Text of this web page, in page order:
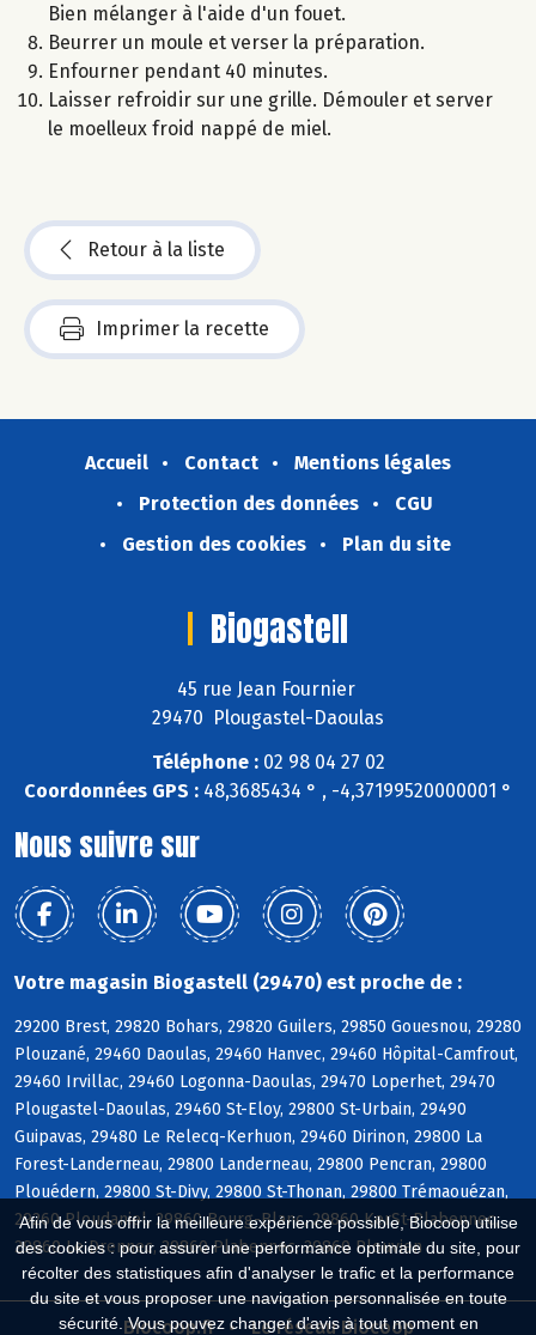
Afin de vous offrir la meilleure expérience possible, Biocoop utilise
des cookies : pour assurer une performance optimale du site, pour
récolter des statistiques afin d'analyser le trafic et la performance
du site et vous proposer une navigation personnalisée en toute
sécurité. Vous pouvez changer d'avis à tout moment en
Bien mélanger à l'aide d'un fouet.
Beurrer un moule et verser la préparation.
Enfourner pendant 40 minutes.
Laisser refroidir sur une grille. Démouler et server
le moelleux froid nappé de miel.
Retour à la liste
Imprimer la recette
Accueil Contact
Mentions légales
Protection des données
CGU
Gestion des cookies
Plan du site
Biogastell
45 rue Jean Fournier
29470 Plougastel-Daoulas
Téléphone :02 98 04 27 02
Coordonnées GPS : 48,3685434 ° , -4,37199520000001 °
Nous suivre sur
Votre magasin Biogastell (29470) est proche de :
29200 Brest, 29820 Bohars, 29820 Guilers, 29850 Gouesnou, 29280
Plouzané, 29460 Daoulas, 29460 Hanvec, 29460 Hôpital-Camfrout,
29460 Irvillac, 29460 Logonna-Daoulas, 29470 Loperhet, 29470
Plougastel-Daoulas, 29460 St-Eloy, 29800 St-Urbain, 29490
Guipavas, 29480 Le Relecq-Kerhuon, 29460 Dirinon, 29800 La
Forest-Landerneau, 29800 Landerneau, 29800 Pencran, 29800
Plouédern, 29800 St-Divy, 29800 St-Thonan, 29800 Trémaouézan,
29260 Ploudaniel, 29860 Bourg-Blanc, 29860 KerSt-Plabennec,
29860 Le Drennec, 29860 Plabennec, 29860 Plouvien
Biocoop.fr Le réseau Biocoop